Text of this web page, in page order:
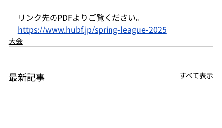
リンク先のPDFよりご覧ください。
https://www.hubf.jp/spring-league-2025
大会
最新記事 すべて表示